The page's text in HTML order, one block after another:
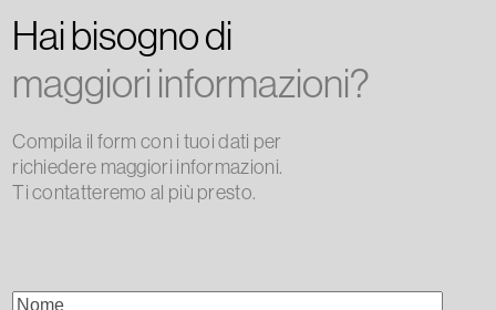
Hai bisogno di
maggiori informazioni?
Compila il form con i tuoi dati per
richiedere maggiori informazioni.
Ti contatteremo al più presto.